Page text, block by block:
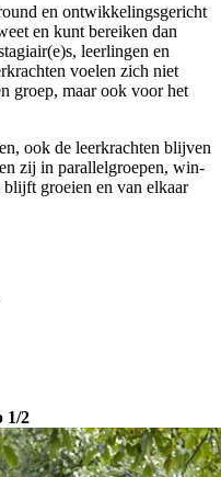
en ontwikkelingsgericht
en kunt bereiken dan
leerlingen en
voelen zich niet
groep, maar ook voor het
ook de leerkrachten blijven
zij in parallelgroepen, win-
blijft groeien en van elkaar
1/2